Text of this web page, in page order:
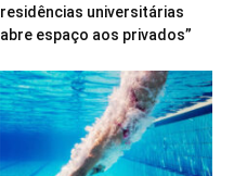
residências universitárias
abre espaço aos privados”